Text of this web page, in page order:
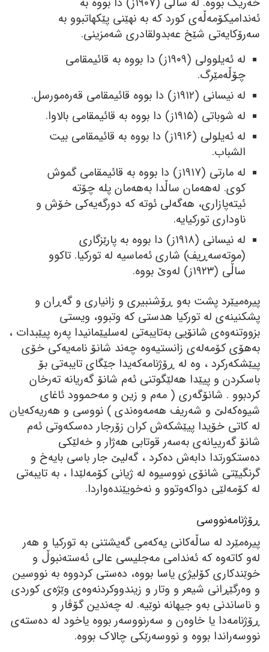
ئەندامیکۆمەڵەی کورد کە بە نھێنی پێکھاتبوو بە
سەرۆکایەتی شێخ عەبدولقادری شەمزینی.
لە ئەیلوولی (١٩٠٩ز) دا بووە بە قائیمقامی
چۆڵەمێرگ.
لە نیسانی (١٩١٢ز) دا بووە قائیمقامی قەرەمورسل.
لە شوباتی (١٩١٥ز) دا بووە بە قائیمقامی بالاوا.
لە ئەیلولی (١٩١٦ز) دا بووە بە قائیمقامی بیت
الشباب.
لە مارتی (١٩١٧ز) دا بووە بە قائیمقامی گموش
کوی. لەھەمان ساڵدا بەھەمان پلە چۆتە
ئیتەپازاری، ھەگەلی ئوتە کە دورگەیەکی خۆش و
ناوداری تورکیایە.
لە نیسانی (١٩١٨ز) دا بووە بە پارێزگاری
(موتەسەڕیف) شاری ئەماسیە لە تورکیا. تاکوو
ساڵی (١٩٢٣ز) لەوێ بووە.
پیرەمیێرد پشت بەو ڕۆشنبیری و زانیاری و گەڕان و
پشکنینەی لە تورکیا ھدستی کە وتبوو، ویستی
بزووتنەوەی شانۆیی بەتایبەتی لەسلیێمانیدا پەرە پیێبدات ،
بەھۆی کۆمەلەی زانستیەوە چەند شانۆ نامەیەکی خۆی
پیێشکەرکرد ، وە لە ڕۆژنامەکەیدا جێگای تایبەتی بۆ
باسکردن و پیێدا ھەلێگوتنی ئەم شانۆ گەریانە تەرخان
کردبوو . شانۆگەری ( مەم و زین و مەحموود ئاغای
شیوەکەلێ و شەریف ھەمەوەندی ) نووسی و ھەریەکەیان
لە کاتی خۆیدا پیێشکەش کران زۆرجار دەسکەوتی ئەم
شانۆ گەرییانەی بەسەر قوتابی ھەژار و خەلێکی
دەستکورتدا دابەش دەکرد ، گەلیێ جار باسی بایەخ و
گرنگیێتی شانۆی نووسیوە لە ژیانی کۆمەلێدا ، بە تایبەتی
لە کۆمەلێی دواکەوتوو و نەخویێندەواردا.
ڕۆژنامەنووسی
پیرەمێرد لە ساڵەکانی یەکەمی گەیشتنی بە تورکیا و ھەر
لەو کاتەوە کە ئەندامی مەجلیسی عالی ئەستەنبوڵ و
خوێندکاری کۆلیژی یاسا بووە، دەستی کردووە بە نووسین
و وەرگێڕانی شیعر و وتار و زیندووکردنەوەی وێژەی کوردی
و ناساندنی بەو جیھانە نوێیە. لە چەندین گۆڤار و
ڕۆژنامەدا یا خاوەن و سەرنووسەر بووە یاخود لە دەستەی
نووسەراندا بووە و نووسەرێکی چالاک بووە.